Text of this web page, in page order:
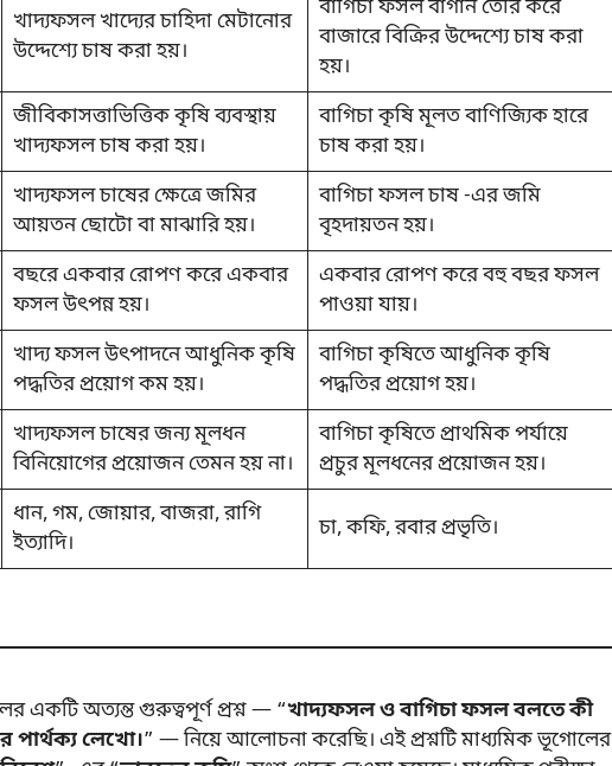
খাদ্যফসল খাদ্যের চাহিদা মেটানোর
উদ্দেশ্যে চাষ করা হয়।
বাগিচা ফসল বাগান তৈরি করে
বাজারে বিক্রির উদ্দেশ্যে চাষ করা
হয়।
জীবিকাসত্তাভিত্তিক কৃষি ব্যবস্থায়
খাদ্যফসল চাষ করা হয়।
বাগিচা কৃষি মূলত বাণিজ্যিক হারে
চাষ করা হয়।
খাদ্যফসল চাষের ক্ষেত্রে জমির
আয়তন ছোটো বা মাঝারি হয়।
বাগিচা ফসল চাষ -এর জমি
বৃহদায়তন হয়।
বছরে একবার রোপণ করে একবার
ফসল উৎপন্ন হয়।
একবার রোপণ করে বহু বছর ফসল
পাওয়া যায়।
খাদ্য ফসল উৎপাদনে আধুনিক কৃষি
পদ্ধতির প্রয়োগ কম হয়।
বাগিচা কৃষিতে আধুনিক কৃষি
পদ্ধতির প্রয়োগ হয়।
খাদ্যফসল চাষের জন্য মূলধন
বিনিয়োগের প্রয়োজন তেমন হয় না।
বাগিচা কৃষিতে প্রাথমিক পর্যায়ে
প্রচুর মূলধনের প্রয়োজন হয়।
ধান, গম, জোয়ার, বাজরা, রাগি
ইত্যাদি।
চা, কফি, রবার প্রভৃতি।
একটি অত্যন্ত গুরুত্বপূর্ণ প্রশ্ন — “খাদ্যফসল ও বাগিচা ফসল বলতে কী
লেখো।” — নিয়ে আলোচনা করেছি। এই প্রশ্নটি মাধ্যমিক ভূগোলের